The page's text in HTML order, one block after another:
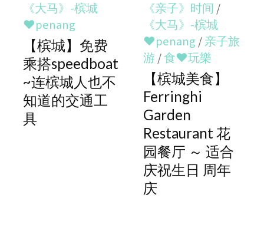
《大马》-槟城
♥penang
【槟城】免费
乘搭speedboat
~连槟城人也不
知道的交通工
具
《亲子》时间 /
《大马》-槟城
♥penang /亲子旅
游/食♥玩樂
【槟城美食】
Ferringhi
Garden
Restaurant 花
园餐厅 ～ 适合
庆祝生日 周年
庆